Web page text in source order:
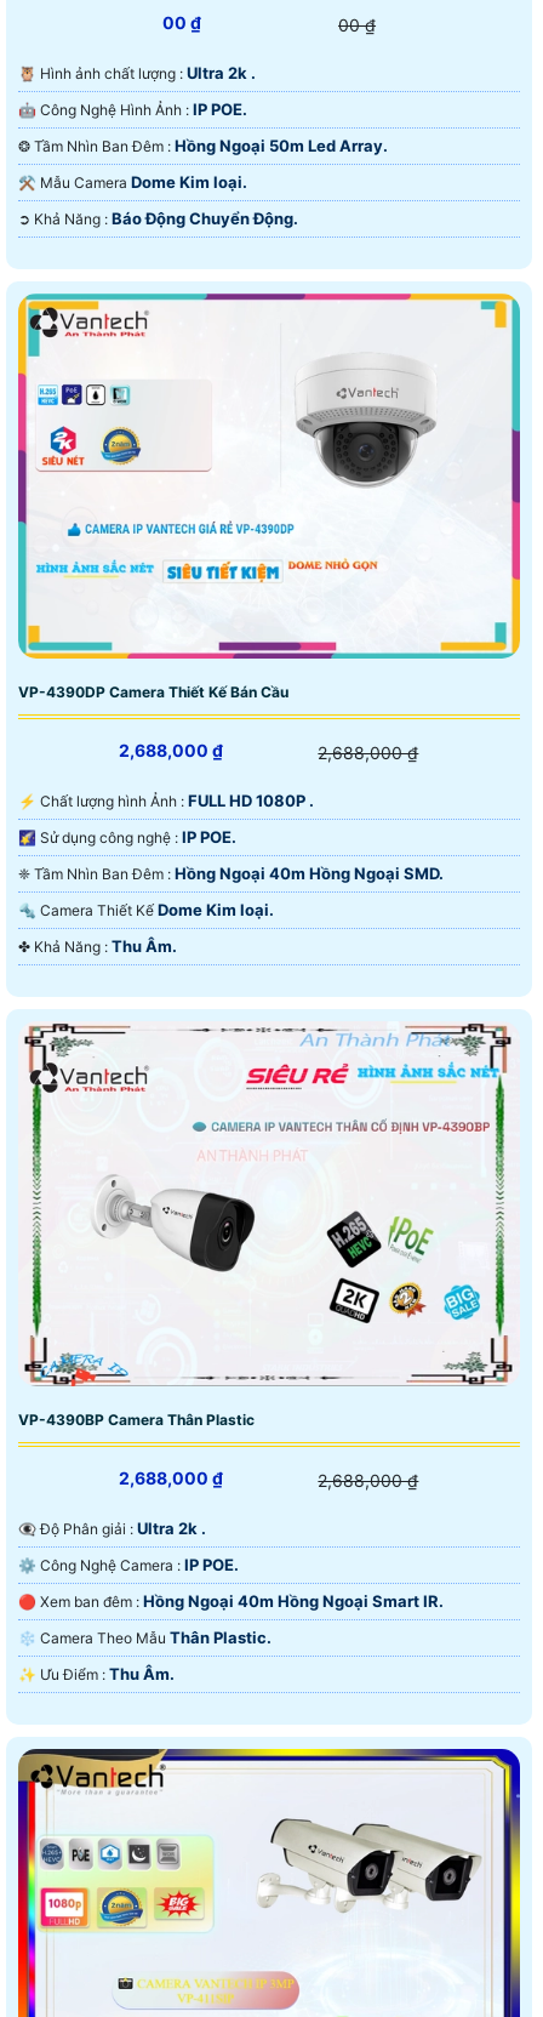
00 ₫ 00 ₫
🦉 Hình ảnh chất lượng : Ultra 2k .
🤖️ Công Nghệ Hình Ảnh : IP POE.
❂ Tầm Nhìn Ban Đêm : Hồng Ngoại 50m Led Array.
⚒ Mẫu Camera Dome Kim loại.
️➲ Khả Năng : Báo Động Chuyển Động.
VP-4390DP Camera Thiết Kế Bán Cầu
2,688,000 ₫ 2,688,000 ₫
️⚡ Chất lượng hình Ảnh : FULL HD 1080P .
🌠 Sử dụng công nghệ : IP POE.
❈ Tầm Nhìn Ban Đêm : Hồng Ngoại 40m Hồng Ngoại SMD.
🔩 Camera Thiết Kế Dome Kim loại.
️✤ Khả Năng : Thu Âm.
VP-4390BP Camera Thân Plastic
2,688,000 ₫ 2,688,000 ₫
👁️‍🗨 Độ Phân giải : Ultra 2k .
⚙ Công Nghệ Camera : IP POE.
🔴 Xem ban đêm : Hồng Ngoại 40m Hồng Ngoại Smart IR.
❄ Camera Theo Mẫu Thân Plastic.
️✨ Ưu Điểm : Thu Âm.